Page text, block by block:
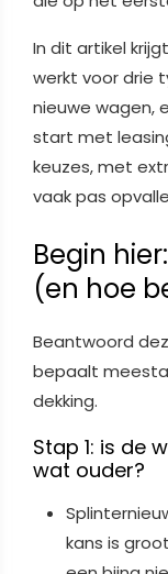
In dit artikel
werkt voor drie
nieuwe wagen,
start met
keuzes, met
vaak pas
Begin
(en hoe
Beantwoord
bepaalt
dekking.
Stap 1: is de
wat ouder?
kans is